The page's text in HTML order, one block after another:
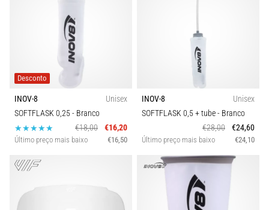
comuns
fascite
plantar.
todos
Desconto
INOV-8
Unisex
SOFTFLASK 0,25- Branco
€18,00
€16,20
Último preço mais baixo €16,50
INOV-8
Unisex
SOFTFLASK 0,5 + tube- Branco
€28,00
€24,60
Último preço mais baixo €24,10